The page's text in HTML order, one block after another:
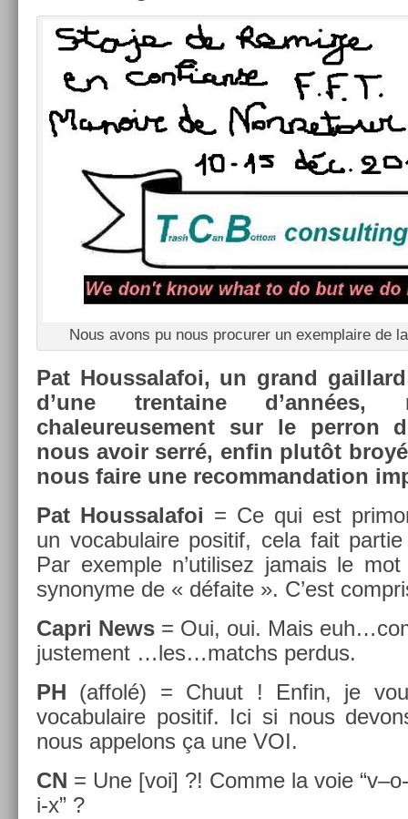
Nous avons pu nous pro­cur­er un ex­emplaire de
Pat Hous­salafoi, un grand
d’une tren­taine d’années,
chaleureuse­ment sur le per­ron
nous avoir serré, enfin plutôt
nous faire une re­com­manda­tion
Pat Hous­salafoi = Ce qui est
un vocabulaire positif, cela fait
Par ex­em­ple n’utilisez jamais le
syn­onyme de « défaite ». C’est
Capri News = Oui, oui. Mais
just­e­ment …les…matchs per­dus.
PH (affolé) = Chuut ! Enfin, je
vocabulaire positif. Ici si nous
nous ap­pelons ça une VOI.
CN = Une [voi] ?! Comme la voie
i-x” ?